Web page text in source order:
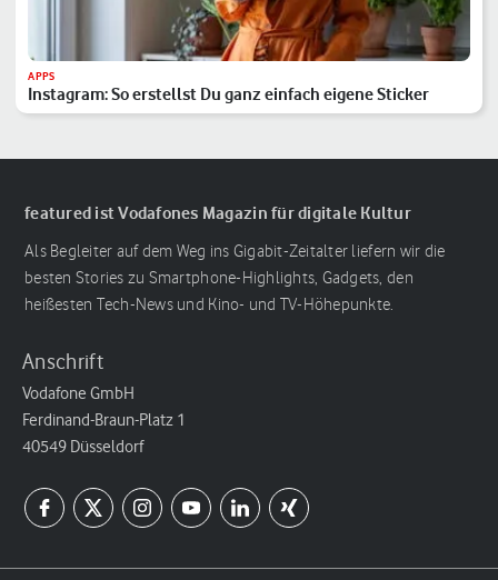
APPS
Instagram: So erstellst Du ganz einfach eigene Sticker
featured ist Vodafones Magazin für digitale Kultur
Als Begleiter auf dem Weg ins Gigabit-Zeitalter liefern wir die
besten Stories zu Smartphone-Highlights, Gadgets, den
heißesten Tech-News und Kino- und TV-Höhepunkte.
Anschrift
Vodafone GmbH
Ferdinand-Braun-Platz 1
40549 Düsseldorf